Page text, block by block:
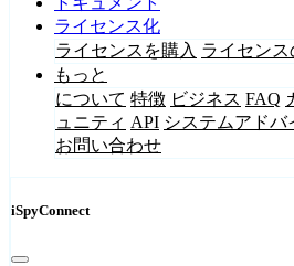
ライセンス化
ライセンスを購入 ライセンス
もっと
について 特徴 ビジネス FAQ
ュニティ API システムアドバ
お問い合わせ
iSpyConnect